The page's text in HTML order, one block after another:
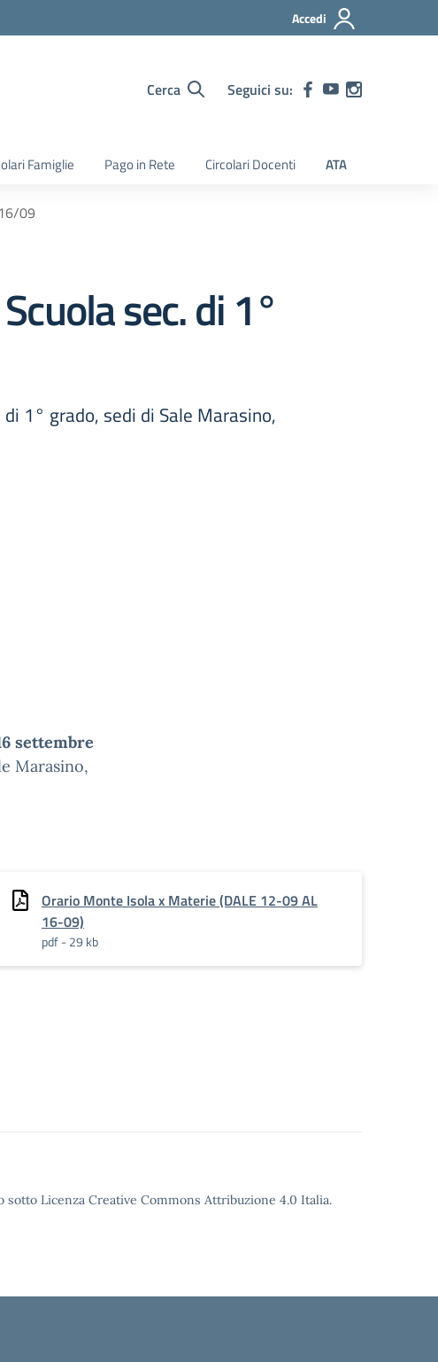
Accedi
Cerca Seguici su:
Famiglie Pago in Rete Circolari Docenti ATA
09
sec. di 1°
1° grado, sedi di Sale Marasino,
settembre
Marasino,
Orario Monte Isola x Materie (DALE 12-09 AL
16-09)
pdf - 29 kb
Licenza Creative Commons Attribuzione 4.0 Italia.